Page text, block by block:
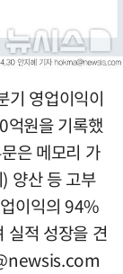
기 영업이익이
원을 기록했
은 메모리 가
양산 등 고부
이익의 94%
실적 성장을 견